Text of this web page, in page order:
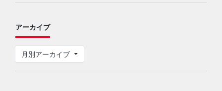
アーカイブ
月別アーカイブ